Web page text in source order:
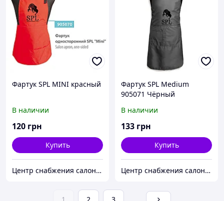
Фартук SPL MINI красный
В наличии
120 грн
Купить
Центр снабжения салонов красоты DenIC
Фартук SPL Medium
905071 Чёрный
В наличии
133 грн
Купить
Центр снабжения салонов красоты DenIC